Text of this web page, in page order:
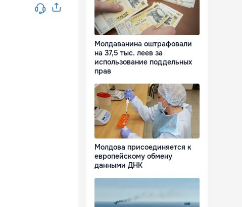
Молдаванина оштрафовали
на 37,5 тыс. леев за
использование поддельных
прав
Молдова присоединяется к
европейскому обмену
данными ДНК